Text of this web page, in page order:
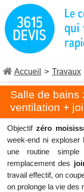
Accueil > Travaux
Salle de bains
ventilation +
Objectifzéro
week-end ni exploser
une routine
remplacement des
travail effectif, on
on prolonge la vie des